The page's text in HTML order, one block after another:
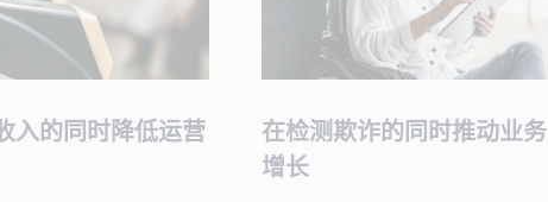
入的同时降低运营
在检测欺诈的同时推动业务
增长